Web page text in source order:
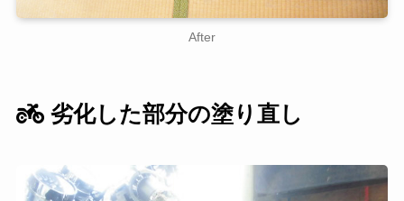
After
劣化した部分の塗り直し